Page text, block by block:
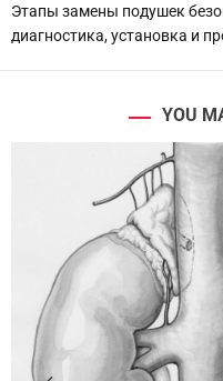
Этапы замены подушек
диагностика, установка и
YOU